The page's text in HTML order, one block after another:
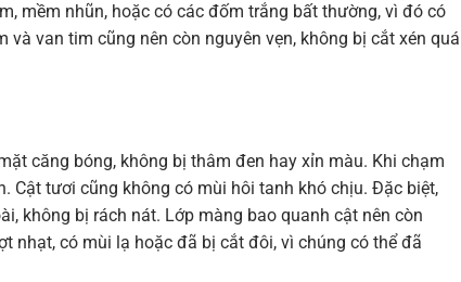
mềm nhũn, hoặc có các đốm trắng bất thường, vì đó có
van tim cũng nên còn nguyên vẹn, không bị cắt xén quá
căng bóng, không bị thâm đen hay xỉn màu. Khi chạm
Cật tươi cũng không có mùi hôi tanh khó chịu. Đặc biệt,
không bị rách nát. Lớp màng bao quanh cật nên còn
nhạt, có mùi lạ hoặc đã bị cắt đôi, vì chúng có thể đã